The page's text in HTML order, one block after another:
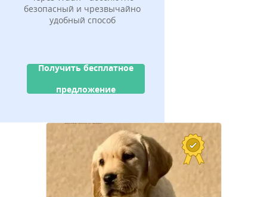
безопасный и чрезвычайно
удобный способ
Получить бесплатное
предложение